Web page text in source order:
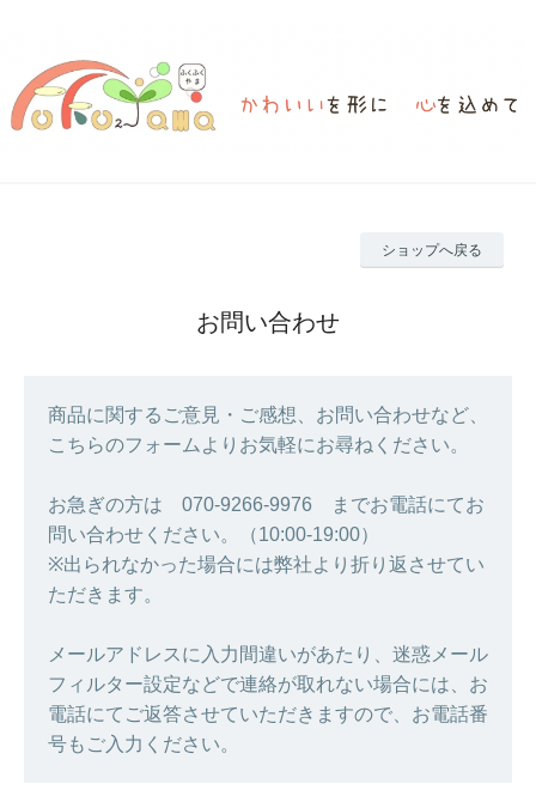
ショップへ戻る
お問い合わせ
商品に関するご意見・ご感想、お問い合わせなど、
こちらのフォームよりお気軽にお尋ねください。
お急ぎの方は 070-9266-9976 までお電話にてお
問い合わせください。（10:00-19:00）
※出られなかった場合には弊社より折り返させてい
ただきます。
メールアドレスに入力間違いがあたり、迷惑メール
フィルター設定などで連絡が取れない場合には、お
電話にてご返答させていただきますので、お電話番
号もご入力ください。